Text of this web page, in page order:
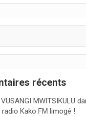
récents
MWITSIKULU
Kako FM limogé !